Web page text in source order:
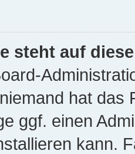
steht auf
hat das
ggf. einen
kann.